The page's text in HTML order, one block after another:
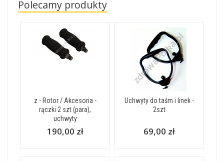
Polecamy produkty
z - Rotor / Akcesoria -
rączki 2 szt (para),
uchwyty
190,00 zł
Uchwyty do taśm i linek -
2szt
69,00 zł